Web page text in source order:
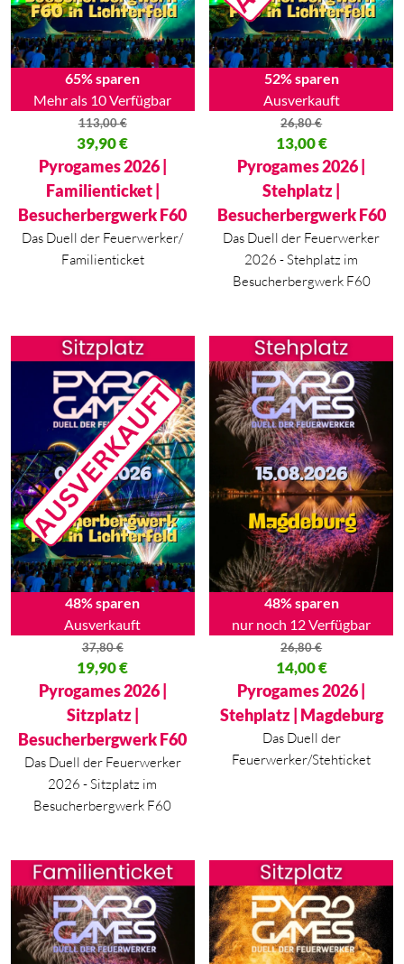
65% sparen
Mehr als 10 Verfügbar
113,00€
Ursprünglicher Preis war: 113,00 €
39,90€
Aktueller Preis ist: 39,90 €.
Pyrogames 2026 |
Familienticket |
Besucherbergwerk F60
Das Duell der Feuerwerker/
Familienticket
52% sparen
Ausverkauft
26,80€
Ursprünglicher Preis war:
13,00€
Aktueller Preis ist: 13,00 €.
Pyrogames 2026 |
Stehplatz |
Besucherbergwerk F60
Das Duell der Feuerwerker
2026 - Stehplatz im
Besucherbergwerk F60
48% sparen
Ausverkauft
37,80€
Ursprünglicher Preis war: 37,80 €
19,90€
Aktueller Preis ist: 19,90 €.
Pyrogames 2026 |
Sitzplatz |
Besucherbergwerk F60
Das Duell der Feuerwerker
2026 - Sitzplatz im
Besucherbergwerk F60
48% sparen
nur noch 12 Verfügbar
26,80€
Ursprünglicher Preis war:
14,00€
Aktueller Preis ist: 14,00 €.
Pyrogames 2026 |
Stehplatz | Magdeburg
Das Duell der
Feuerwerker/Stehticket